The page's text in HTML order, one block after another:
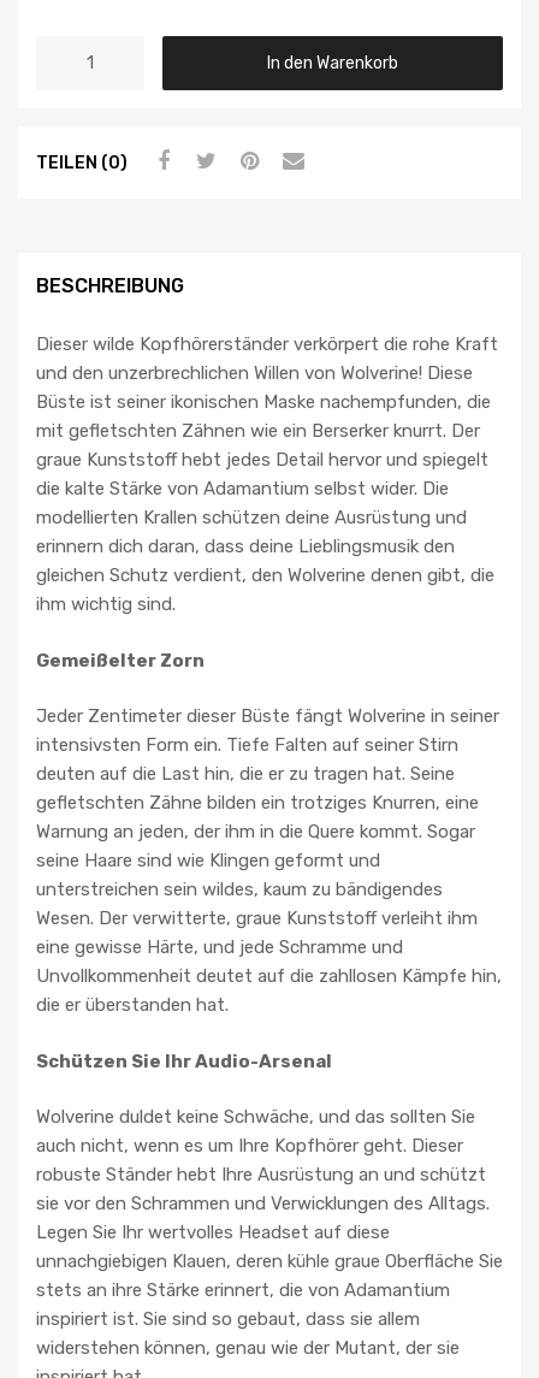
In den Warenkorb
TEILEN (0)
BESCHREIBUNG
Dieser wilde Kopfhörerständer verkörpert die rohe Kraft
und den unzerbrechlichen Willen von Wolverine! Diese
Büste ist seiner ikonischen Maske nachempfunden, die
mit gefletschten Zähnen wie ein Berserker knurrt. Der
graue Kunststoff hebt jedes Detail hervor und spiegelt
die kalte Stärke von Adamantium selbst wider. Die
modellierten Krallen schützen deine Ausrüstung und
erinnern dich daran, dass deine Lieblingsmusik den
gleichen Schutz verdient, den Wolverine denen gibt, die
ihm wichtig sind.
Gemeißelter Zorn
Jeder Zentimeter dieser Büste fängt Wolverine in seiner
intensivsten Form ein. Tiefe Falten auf seiner Stirn
deuten auf die Last hin, die er zu tragen hat. Seine
gefletschten Zähne bilden ein trotziges Knurren, eine
Warnung an jeden, der ihm in die Quere kommt. Sogar
seine Haare sind wie Klingen geformt und
unterstreichen sein wildes, kaum zu bändigendes
Wesen. Der verwitterte, graue Kunststoff verleiht ihm
eine gewisse Härte, und jede Schramme und
Unvollkommenheit deutet auf die zahllosen Kämpfe hin,
die er überstanden hat.
Schützen Sie Ihr Audio-Arsenal
Wolverine duldet keine Schwäche, und das sollten Sie
auch nicht, wenn es um Ihre Kopfhörer geht. Dieser
robuste Ständer hebt Ihre Ausrüstung an und schützt
sie vor den Schrammen und Verwicklungen des Alltags.
Legen Sie Ihr wertvolles Headset auf diese
unnachgiebigen Klauen, deren kühle graue Oberfläche Sie
stets an ihre Stärke erinnert, die von Adamantium
inspiriert ist. Sie sind so gebaut, dass sie allem
widerstehen können, genau wie der Mutant, der sie